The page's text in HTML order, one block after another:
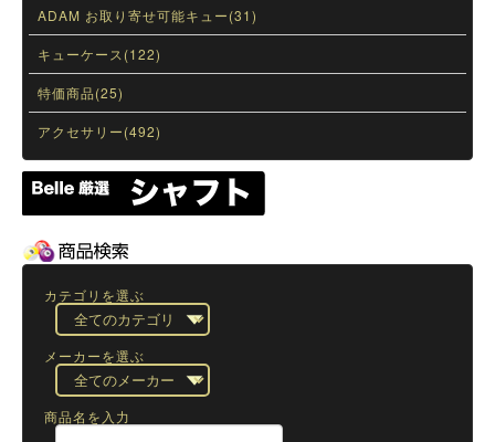
ADAM お取り寄せ可能キュー(31)
キューケース(122)
特価商品(25)
アクセサリー(492)
カテゴリを選ぶ
メーカーを選ぶ
商品名を入力